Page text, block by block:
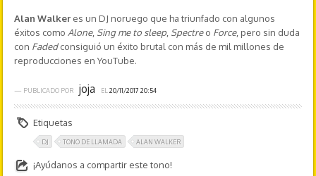
Alan Walker es un DJ noruego que ha triunfado con algunos
éxitos como Alone, Sing me to sleep Spectreo Force, pero sin duda
con Fadedconsiguió un éxito brutal con más de mil millones de
reproducciones en YouTube.
— PUBLICADO POR joja EL20/11/2017 20:54
Etiquetas
DJ TONO DE LLAMADA ALAN WALKER
¡Ayúdanos a compartir este tono!